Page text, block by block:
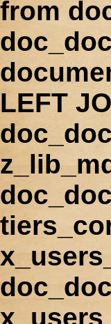
from
LEFT